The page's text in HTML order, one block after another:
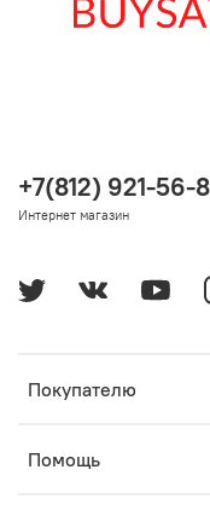
Покупателю
Помощь
+7(812) 921-56-
Интернет магазин